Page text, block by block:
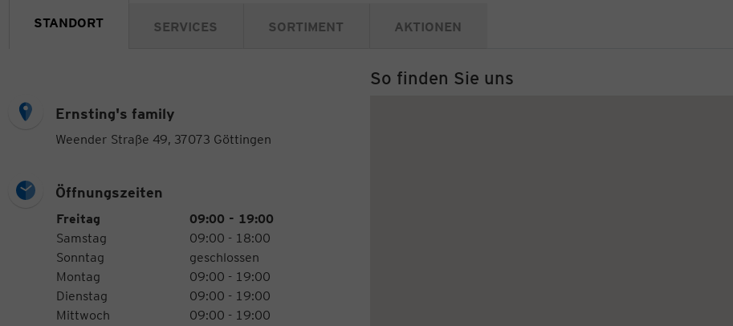
STANDORT SERVICES SORTIMENT AKTIONEN
Ernsting's family
Weender Straße 49, 37073 Göttingen
Öffnungszeiten
Öffnungszeiten
Wochentag
Freitag
09:00 - 19:00
Samstag
09:00 - 18:00
Sonntag
geschlossen
Montag
09:00 - 19:00
Dienstag
09:00 - 19:00
Mittwoch
09:00 - 19:00
So finden Sie uns